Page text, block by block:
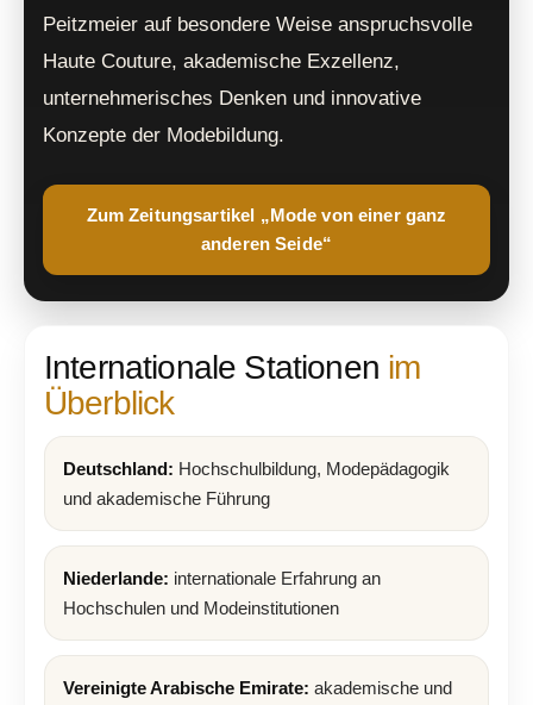
Peitzmeier auf besondere Weise anspruchsvolle
Haute Couture, akademische Exzellenz,
unternehmerisches Denken und innovative
Konzepte der Modebildung.
Zum Zeitungsartikel „Mode von einer ganz
anderen Seide“
Internationale Stationen im
Überblick
Deutschland: Hochschulbildung, Modepädagogik
und akademische Führung
Niederlande: internationale Erfahrung an
Hochschulen und Modeinstitutionen
Vereinigte Arabische Emirate: akademische und